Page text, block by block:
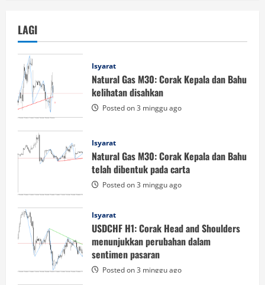
LAGI
Isyarat
Natural Gas M30: Corak Kepala dan Bahu
kelihatan disahkan
Posted on 3 minggu ago
Isyarat
Natural Gas M30: Corak Kepala dan Bahu
telah dibentuk pada carta
Posted on 3 minggu ago
Isyarat
USDCHF H1: Corak Head and Shoulders
menunjukkan perubahan dalam
sentimen pasaran
Posted on 3 minggu ago